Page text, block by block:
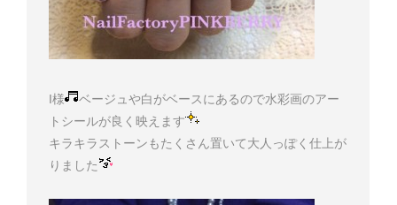
I様
ベージュや白がベースにあるので水彩画のアー
トシールが良く映えます
キラキラストーンもたくさん置いて大人っぽく仕上が
りました